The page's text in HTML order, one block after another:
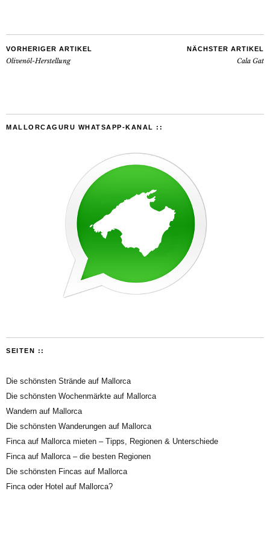
VORHERIGER ARTIKEL
Olivenöl-Herstellung
NÄCHSTER ARTIKEL
Cala Gat
MALLORCAGURU WHATSAPP-KANAL ::
SEITEN ::
Die schönsten Strände auf Mallorca
Die schönsten Wochenmärkte auf Mallorca
Wandern auf Mallorca
Die schönsten Wanderungen auf Mallorca
Finca auf Mallorca mieten – Tipps, Regionen & Unterschiede
Finca auf Mallorca – die besten Regionen
Die schönsten Fincas auf Mallorca
Finca oder Hotel auf Mallorca?